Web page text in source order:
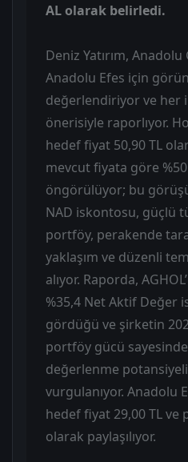
AL olarak belirledi.
Deniz Yatırım,
Anadolu Efes için
değerlendiriyor ve her
önerisiyle raporlıyor.
hedef fiyat 50,90 TL
mevcut fiyata göre
öngörülüyor; bu
NAD iskontosu, güçlü
portföy, perakende
yaklaşım ve düzenli
alıyor. Raporda,
%35,4 Net Aktif Değer
gördüğü ve şirketin
portföy gücü
değerlenme potansiyeli
vurgulanıyor. Anadolu
hedef fiyat 29,00 TL ve
olarak paylaşılıyor.